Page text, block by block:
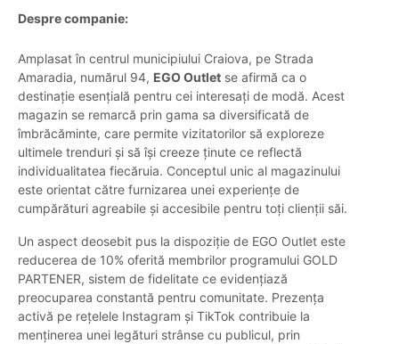
Despre companie:
Amplasat în centrul municipiului Craiova, pe Strada
Amaradia, numărul 94, EGO Outlet se afirmă ca o
destinație esențială pentru cei interesați de modă. Acest
magazin se remarcă prin gama sa diversificată de
îmbrăcăminte, care permite vizitatorilor să exploreze
ultimele trenduri și să își creeze ținute ce reflectă
individualitatea fiecăruia. Conceptul unic al magazinului
este orientat către furnizarea unei experiențe de
cumpărături agreabile și accesibile pentru toți clienții săi.
Un aspect deosebit pus la dispoziție de EGO Outlet este
reducerea de 10% oferită membrilor programului GOLD
PARTENER, sistem de fidelitate ce evidențiază
preocuparea constantă pentru comunitate. Prezența
activă pe rețelele Instagram și TikTok contribuie la
menținerea unei legături strânse cu publicul, prin